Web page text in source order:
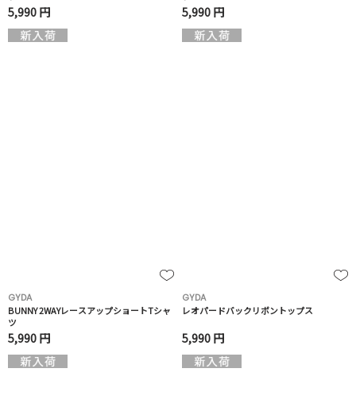
5,990 円 5,990 円
GYDA
BUNNY 2WAYレースアップショートTシャ
ツ
5,990 円
GYDA
レオパードバックリボントップス
5,990 円